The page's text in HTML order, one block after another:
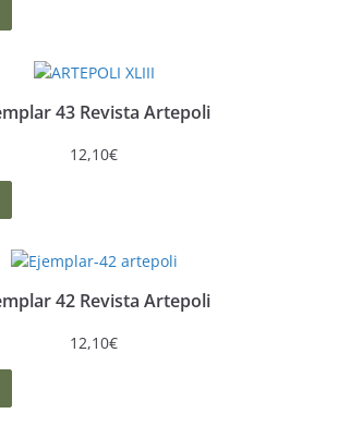
43 Revista Artepoli
12,10€
42 Revista Artepoli
12,10€